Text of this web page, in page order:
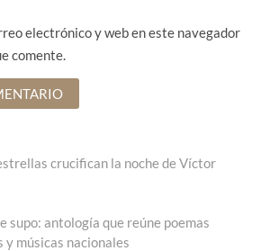
electrónico y web en este navegador
comente.
crucifican la noche de Víctor
supo: antología que reúne poemas
y músicas nacionales